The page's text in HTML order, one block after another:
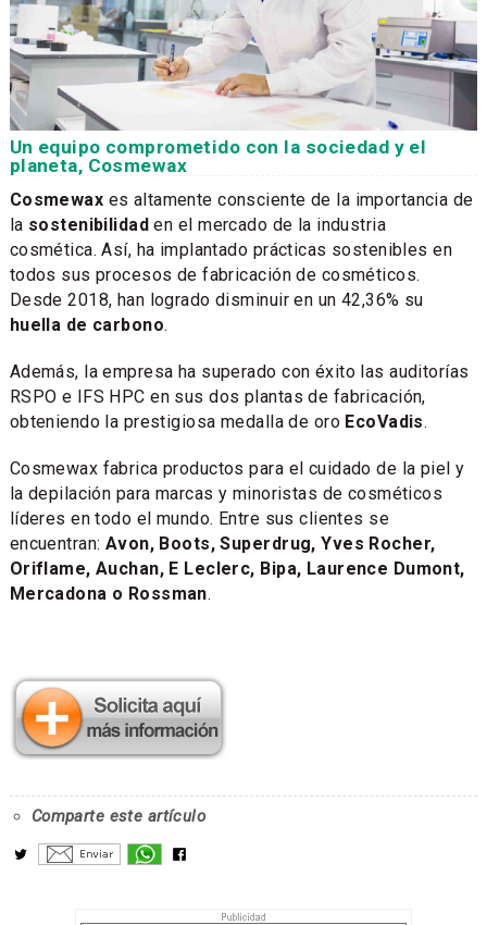
Un equipo comprometido con la sociedad y el
planeta, Cosmewax
Cosmewax es altamente consciente de la importancia de
la sostenibilidad en el mercado de la industria
cosmética. Así, ha implantado prácticas sostenibles en
todos sus procesos de fabricación de cosméticos.
Desde 2018, han logrado disminuir en un 42,36% su
huella de carbono.
Además, la empresa ha superado con éxito las auditorías
RSPO e IFS HPC en sus dos plantas de fabricación,
obteniendo la prestigiosa medalla de oro EcoVadis.
Cosmewax fabrica productos para el cuidado de la piel y
la depilación para marcas y minoristas de cosméticos
líderes en todo el mundo. Entre sus clientes se
encuentran: Avon, Boots, Superdrug, Yves Rocher,
Oriflame, Auchan, E Leclerc, Bipa, Laurence Dumont,
Mercadona o Rossman.
Comparte este artículo